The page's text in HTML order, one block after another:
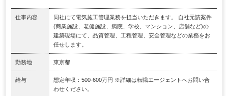
仕事内容
同社にて電気施工管理業務を担当いただきます。 自社元請案件
(商業施設、老健施設、病院、学校、マンション、店舗など)の
建築現場にて、品質管理、工程管理、安全管理などの業務をお
任せします。
勤務地 東京都
給与
想定年収：500-600万円 ※詳細は転職エージェントへお問い合
わせください。